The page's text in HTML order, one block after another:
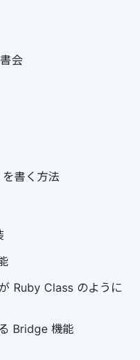
会
書く方法
Ruby Class のように
Bridge 機能